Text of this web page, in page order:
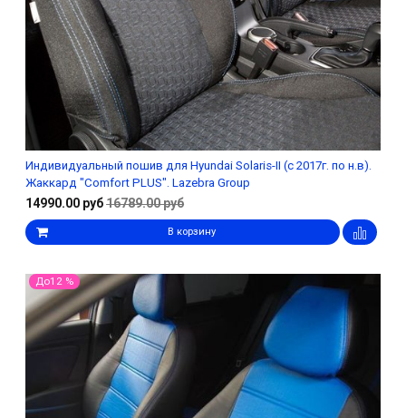
Индивидуальный пошив для Hyundai Solaris-II (с 2017г. по н.в).
Жаккард "Comfort PLUS". Lazebra Group
14990.00 руб16789.00 руб
В корзину
До12 %